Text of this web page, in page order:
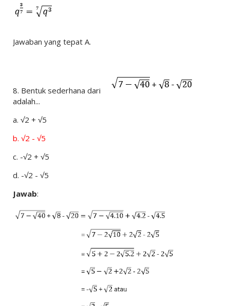
Jawaban yang tepat A.
8. Bentuk sederhana dari
adalah...
a. √2 + √5
b. √2 - √5
c. -√2 + √5
d. -√2 - √5
Jawab: